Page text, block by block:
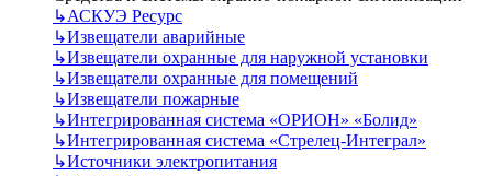
↳АСКУЭ Ресурс
↳Извещатели аварийные
↳Извещатели охранные для наружной установки
↳Извещатели охранные для помещений
↳Извещатели пожарные
↳Интегрированная система «ОРИОН» «Болид»
↳Интегрированная система «Стрелец-Интеграл»
↳Источники электропитания